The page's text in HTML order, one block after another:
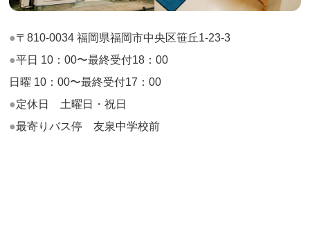
〒810-0034 福岡県福岡市中央区笹丘1-23-3
平日 10：00〜最終受付18：00
日曜 10：00〜最終受付17：00
定休日 土曜日・祝日
最寄りバス停 友泉中学校前